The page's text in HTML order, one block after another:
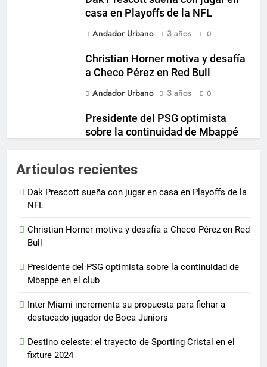
casa en Playoffs de la NFL
Andador Urbano
3 años 0
Christian Horner motiva y desafía
a Checo Pérez en Red Bull
Andador Urbano
3 años 0
Presidente del PSG optimista
sobre la continuidad de Mbappé
Andador Urbano
Inter Miami incrementa su
Articulos recientes
Dak Prescott sueña con jugar en casa en Playoffs de la
NFL
Christian Horner motiva y desafía a Checo Pérez en Red
Bull
Presidente del PSG optimista sobre la continuidad de
Mbappé en el club
Inter Miami incrementa su propuesta para fichar a
destacado jugador de Boca Juniors
Destino celeste: el trayecto de Sporting Cristal en el
fixture 2024